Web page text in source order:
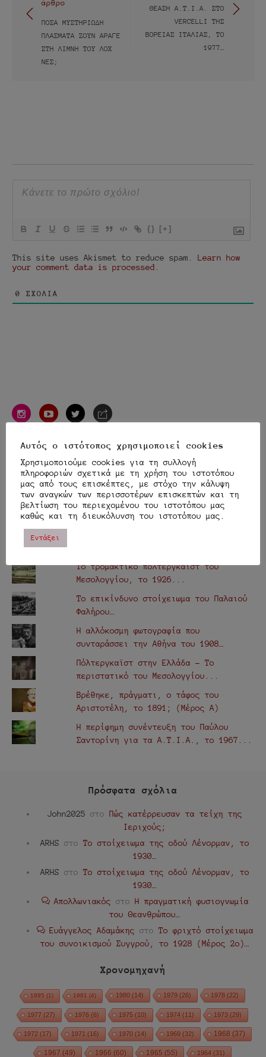
άρθρων
άρθρο
ΠΌΣΑ ΜΥΣΤΗΡΙΏΔΗ
ΠΛΆΣΜΑΤΑ ΖΟΥΝ ΆΡΑΓΕ
ΣΤΗ ΛΊΜΝΗ ΤΟΥ ΛΟΧ
ΝΕΣ;
ΘΈΑΣΗ Α.Τ.Ι.Α. ΣΤΟ
VERCELLI ΤΗΣ
ΒΌΡΕΙΑΣ ΙΤΑΛΊΑΣ, ΤΟ
1977…
{} [+]
This site uses Akismet to reduce spam. Learn how
your comment data is processed.
0 ΣΧΌΛΙΑ
instagramyoutube twittere-
TRANSLATOR
Αναζήτηση
για:
Το τρομακτικό πόλτεργκαϊστ του
Μεσολογγίου, το 1926...
Το επικίνδυνο στοίχειωμα του Παλαιού
Φαλήρου…
Η αλλόκοσμη φωτογραφία που
συνταράσσει την Αθήνα του 1908…
Πόλτεργκαϊστ στην Ελλάδα - Το
περιστατικό του Μεσολογγίου...
Βρέθηκε, πράγματι, ο τάφος του
Αριστοτέλη, το 1891; (Μέρος Α)
Η περίφημη συνέντευξη του Παύλου
Σαντορίνη για τα Α.Τ.Ι.Α., τo 1967...
Πρόσφατα σχόλια
John2025 στο Πώς κατέρρευσαν τα τείχη της
Ιεριχούς;
ARHS στο Το στοίχειωμα της οδού Λένορμαν, το
1930…
ARHS στο Το στοίχειωμα της οδού Λένορμαν, το
1930…
Απολλωνιακός στο Η πραγματική φυσιογνωμία
του Θεανθρώπου…
Ευάγγελος Αδαμάκης στο Το φριχτό στοίχειωμα
του συνοικισμού Συγγρού, το 1928 (Μέρος 2ο)…
Χρονομηχανή
1995 (1) 1981 (4) 1980 (14) 1979 (26) 1978 (22)
1977 (27) 1976 (6) 1975 (10) 1974 (11) 1973 (29)
1972 (17) 1971 (16) 1970 (14) 1969 (32) 1968 (37)
1967 (49) 1966 (60) 1965 (55) 1964 (31)
Αυτός ο ιστότοπος χρησιμοποιεί cookies
Χρησιμοποιούμε cookies για τη συλλογή
πληροφοριών σχετικά με τη χρήση του ιστοτόπου
μας από τους επισκέπτες, με στόχο την κάλυψη
των αναγκών των περισσοτέρων επισκεπτών και τη
βελτίωση του περιεχομένου του ιστοτόπου μας
καθώς και τη διευκόλυνση του ιστοτόπου μας.
Εντάξει